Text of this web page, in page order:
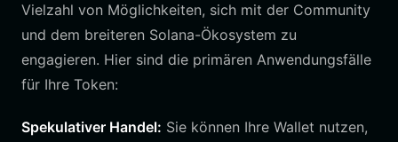
Vielzahl von Möglichkeiten, sich mit der Community
und dem breiteren Solana-Ökosystem zu
engagieren. Hier sind die primären Anwendungsfälle
für Ihre Token:
Spekulativer Handel: Sie können Ihre Wallet nutzen,